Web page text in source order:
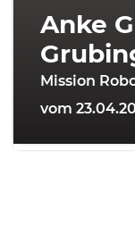
Anke
Mission
vom